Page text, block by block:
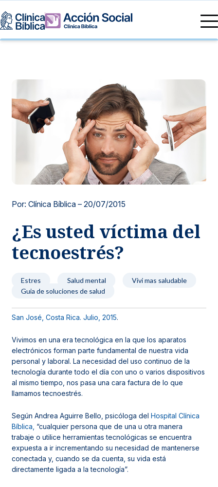
Nuestras especialidades
Centros de Excelencia
Servicios Generales
Servicios 24/7
Servicios Especializados
Otros Servicios
Información
Información para el Paciente
Sobre nosotros
Investigación, Innovación y Docencia
Sedes
Noticias y blog
Por: Clínica Bíblica – 20/07/2015
¿Es usted víctima del
tecnoestrés?
Estres Salud mental
Vivi mas saludable
Guia de soluciones de salud
San José, Costa Rica. Julio, 2015.
Vivimos en una era tecnológica en la que los aparatos
electrónicos forman parte fundamental de nuestra vida
personal y laboral. La necesidad del uso continuo de la
tecnología durante todo el día con uno o varios dispositivos
al mismo tiempo, nos pasa una cara factura de lo que
llamamos tecnoestrés.
Según Andrea Aguirre Bello, psicóloga del Hospital Clínica
Bíblica, “cualquier persona que de una u otra manera
trabaje o utilice herramientas tecnológicas se encuentra
expuesta a ir incrementando su necesidad de mantenerse
conectada y, cuando se da cuenta, su vida está
directamente ligada a la tecnología”.